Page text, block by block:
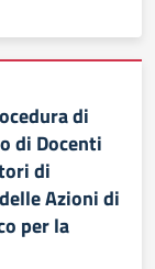
di
di Docenti
di
Azioni di
per la